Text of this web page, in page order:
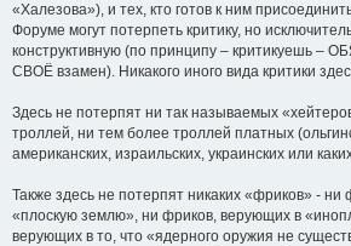
«Халезова»), и тех, кто готов к ним
Форуме могут потерпеть критику, но
конструктивную (по принципу – критикуешь
СВОЁ взамен). Никакого иного вида критики
Здесь не потерпят ни так называемых
троллей, ни тем более троллей платных
американских, израильских, украинских или
Также здесь не потерпят никаких «фриков» -
«плоскую землю», ни фриков, верующих в
верующих в то, что «ядерного оружия не